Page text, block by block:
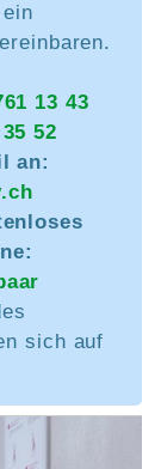
13 43
52
an:
sich auf